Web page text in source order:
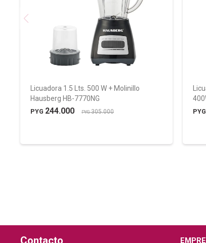
Licuadora 1.5 Lts. 500 W + Molinillo
Hausberg HB-7770NG
PYG 244.000 PYG305.000 PYG
Contacto